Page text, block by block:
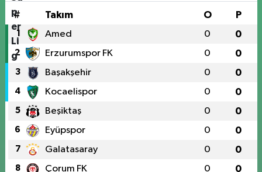
# Takım O P
1 Amed 0 0
2 Erzurumspor FK 0 0
3 Başakşehir 0 0
4 Kocaelispor 0 0
5 Beşiktaş 0 0
6 Eyüpspor 0 0
7 Galatasaray 0 0
8 Çorum FK 0 0